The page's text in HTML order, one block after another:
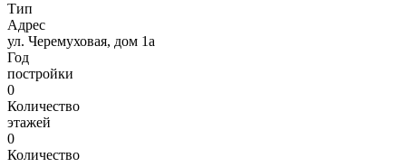
Тип
Адрес
ул. Черемуховая, дом 1а
Год
постройки
0
Количество
этажей
0
Количество